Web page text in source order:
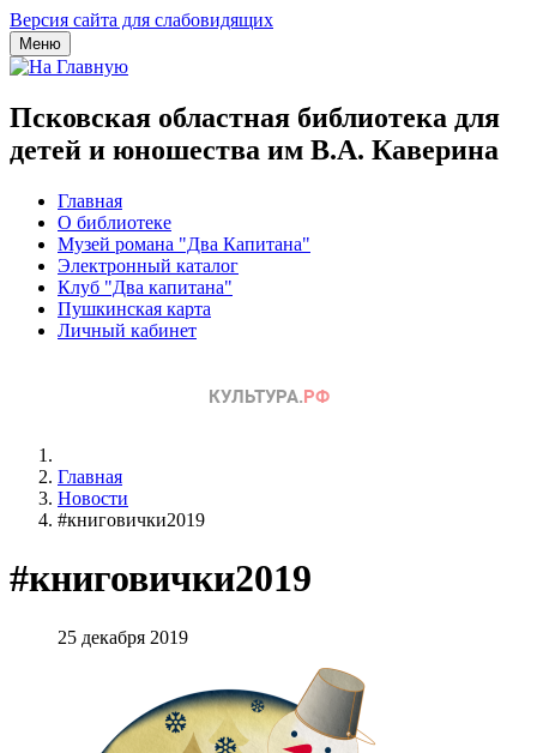
Версия сайта для слабовидящих
Меню
Псковская областная библиотека для
детей и юношества им В.А. Каверина
Главная
О библиотеке
Музей романа "Два Капитана"
Электронный каталог
Клуб "Два капитана"
Пушкинская карта
Личный кабинет
Главная
Новости
#книговички2019
#книговички2019
25 декабря 2019